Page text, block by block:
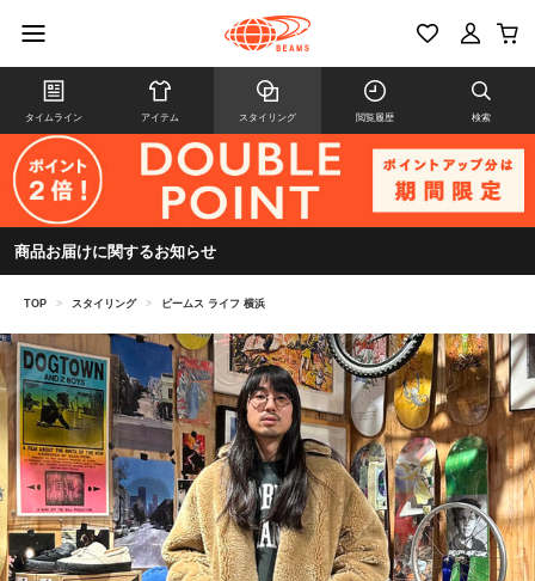
タイムライン アイテム スタイリング 閲覧履歴 検索
商品お届けに関するお知らせ
TOP > スタイリング > ビームス ライフ 横浜